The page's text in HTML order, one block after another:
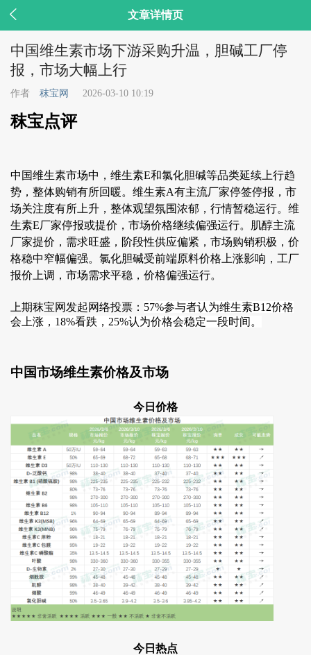
 文章详情页
中国维生素市场下游采购升温，胆碱工厂停
报，市场大幅上行
作者 秣宝网 2026-03-10 10:19
秣宝点评
中国维生素市场中，维生素E和氯化胆碱等品类延续上行趋
势，整体购销有所回暖。维生素A有主流厂家停签停报，市
场关注度有所上升，整体观望氛围浓郁，行情暂稳运行。维
生素E厂家停报或提价，市场价格继续偏强运行。肌醇主流
厂家提价，需求旺盛，阶段性供应偏紧，市场购销积极，价
格稳中窄幅偏强。氯化胆碱受前端原料价格上涨影响，工厂
报价上调，市场需求平稳，价格偏强运行。
上期秣宝网发起网络投票： 57%参与者认为维生素B12价格
会上涨，18%看跌，25%认为价格会稳定一段时间。
中国市场维生素价格及市场
今日价格
今日热点